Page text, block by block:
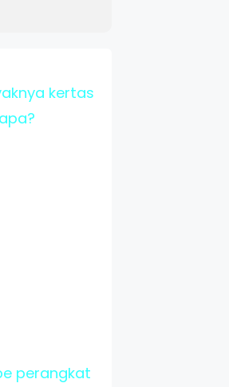
kertas
perangkat